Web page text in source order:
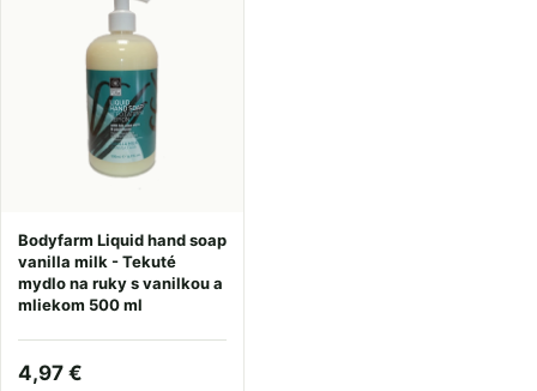
Bodyfarm Liquid hand soap
vanilla milk - Tekuté
mydlo na ruky s vanilkou a
mliekom 500 ml
4,97 €